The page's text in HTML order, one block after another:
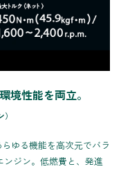
境性能を両立。
ゆる機能を高次元でバラ
ンジン。低燃費と、発進